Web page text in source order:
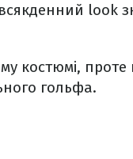
look
костюмі, проте
гольфа.